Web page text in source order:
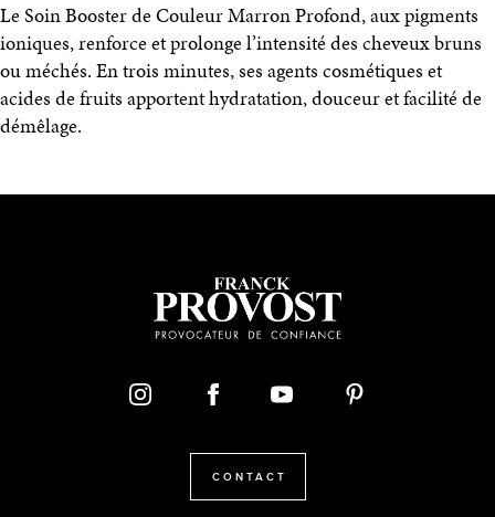
Le Soin Booster de Couleur Marron Profond, aux pigments
ioniques, renforce et prolonge l’intensité des cheveux bruns
ou méchés. En trois minutes, ses agents cosmétiques et
acides de fruits apportent hydratation, douceur et facilité de
démêlage.
CONTACT